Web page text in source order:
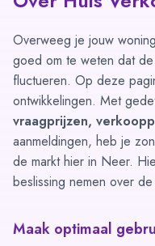
Overweeg je jouw
goed om te weten dat
fluctueren. Op deze
ontwikkelingen. Met
vraagprijzen,
aanmeldingen, heb je
de markt hier in Neer.
beslissing nemen over
Maak optimaal